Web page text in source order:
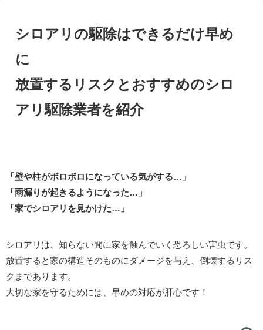
シロアリの駆除はできるだけ早め
に
放置するリスクとおすすめのシロ
アリ駆除業者を紹介
「壁や柱がボロボロになっている気がする…」
「雨漏りが起きるようになった…」
「家でシロアリを見かけた… 」
シロアリは、知らない間に家を蝕んでいく恐ろしい害虫です。
放置すると家の構造そのものにダメージを与え、倒壊するリス
クまであります。
大切な家を守るためには、早めの対応が肝心です！